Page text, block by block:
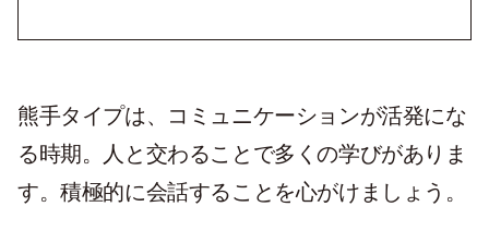
熊手タイプは、コミュニケーションが活発にな
る時期。人と交わることで多くの学びがありま
す。積極的に会話することを心がけましょう。